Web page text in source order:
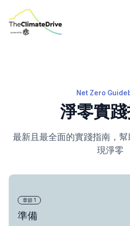
Net Zero
淨零實
最新且最全面的實踐指南，
現淨零
章節 1
​準備